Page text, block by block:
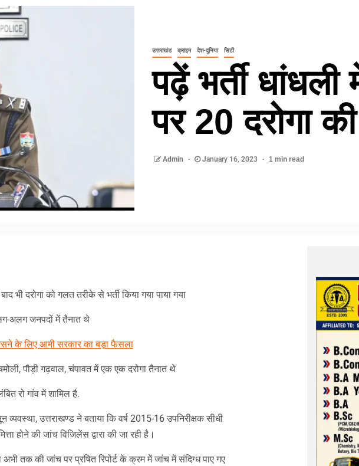
उत्तराखंड क्राइम देश-दुनिया सिटी
पढ़ें भर्ती
पर 20 दरोगा
Admin January 16, 2023 1 min read
भी दरोगा को गलत तरीके से भर्ती किया गया पाया गया
अलग जनपदों में तैनात थे
के लिए आमी सरकार का बड़ा फैसला
पौड़ी गढ़वाल, चंपावत में एक एक दरोगा तैनात थे
रो गांव में शामिल है.
उत्तराखण्ड ने बताया कि वर्ष 2015-16 उपनिरीक्षक सीधी
होने की जांच विजिलेंस द्वारा की जा रही है।
अभी तक की जांच पर प्रषित रिपोर्ट के क्रम में जांच में संदिग्ध पाए गए